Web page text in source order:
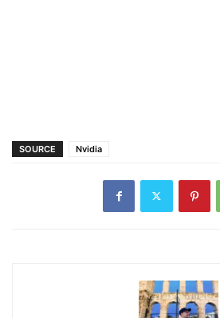
SOURCE Nvidia